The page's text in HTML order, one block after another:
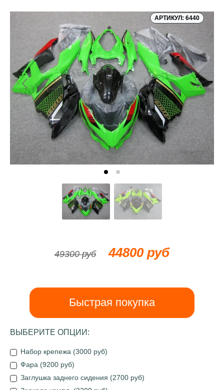
АРТИКУЛ: 6440
49300 руб 44800 руб
Быстрая покупка
ВЫБЕРИТЕ ОПЦИИ:
Набор крепежа (3000 руб)
Фара (9200 руб)
Заглушка заднего сидения (2700 руб)